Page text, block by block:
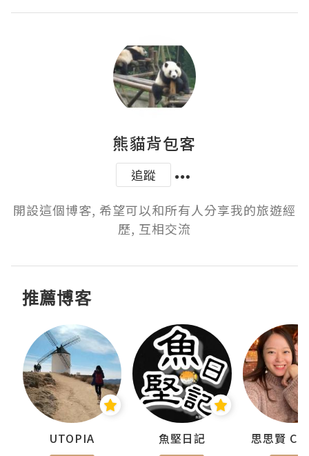
熊貓背包客
追蹤
開設這個博客, 希望可以和所有人分享我的旅遊經
歷, 互相交流
推薦博客
UTOPIA 魚堅日記